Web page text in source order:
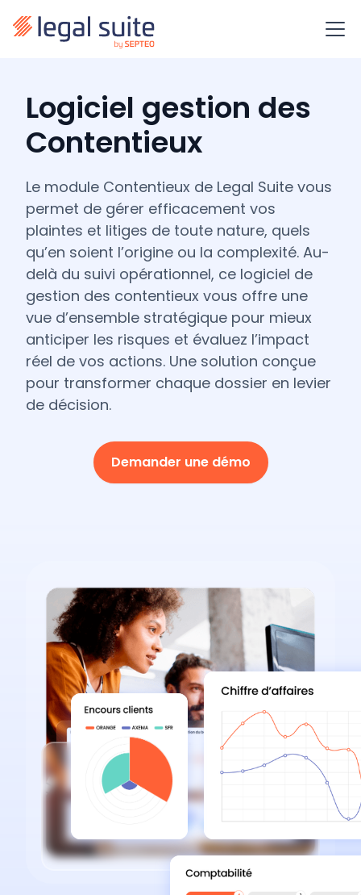
Logiciel gestion des
Contentieux
Le module Contentieux de Legal Suite vous
permet de gérer efficacement vos
plaintes et litiges de toute nature, quels
qu’en soient l’origine ou la complexité. Au-
delà du suivi opérationnel, ce logiciel de
gestion des contentieux vous offre une
vue d’ensemble stratégique pour mieux
anticiper les risques et évaluez l’impact
réel de vos actions. Une solution conçue
pour transformer chaque dossier en levier
de décision.
Demander une démo